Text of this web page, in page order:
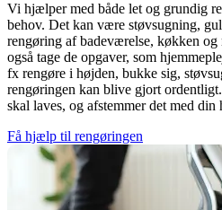
Vi hjælper med både let og grundig
behov. Det kan være støvsugning,
rengøring af badeværelse, køkken
også tage de opgaver, som
fx rengøre i højden, bukke sig,
rengøringen kan blive gjort
skal laves, og afstemmer det med
Få hjælp til rengøringen